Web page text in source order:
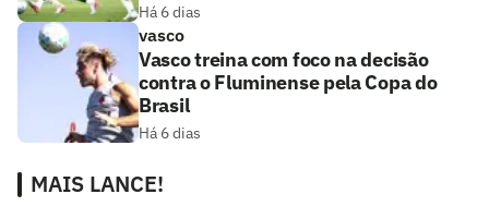
Há 6 dias
vasco
Vasco treina com foco na decisão
contra o Fluminense pela Copa do
Brasil
Há 6 dias
MAIS LANCE!